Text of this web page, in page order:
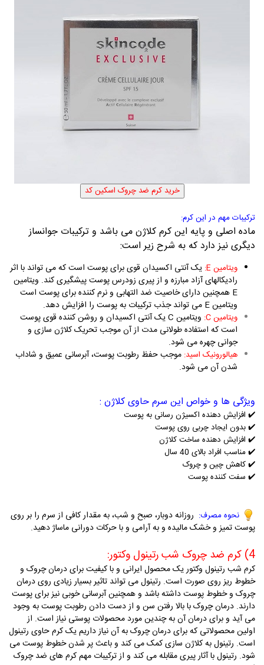
ترکیبات مهم در این کرم:
ماده اصلی و پایه این کرم کلاژن می باشد و ترکیبات جوانساز
دیگری نیز دارد که به شرح زیر است:
ویتامین E : یک آنتی اکسیدان قوی برای پوست است که می تواند با اثر
رادیکالهای آزاد مبارزه و از پیری زودرس پوست پیشگیری کند. ویتامین
E همچنین دارای خاصیت ضد التهابی و نرم کننده برای پوست است
ویتامینE می تواند جذب ترکیبات به پوست را افزایش دهد.
ویتامین C: ویتامین Cیک آنتی اکسیدان و روشن کننده قوی پوست
است که استفاده طولانی مدت از آن موجب تحریک کلاژن سازی و
جوانی چهره می شود.
هیالورونیک اسید: موجب حفظ رطوبت پوست، آبرسانی عمیق و شاداب
شدن آن می شود.
ویژگی ها و خواص این سرم حاوی کلاژن :
✔️ افزایش دهنده اکسیژن رسانی به پوست
✔️بدون ایجاد چربی روی پوست
✔️ افزایش دهنده ساخت کلاژن
✔️مناسب افراد بالای 40 سال
✔️کاهش چین و چروک
✔️ سفت کننده پوست
نحوه مصرف: روزانه دوبار، صبح و شب، به مقدار کافی از سرم را بر روی
پوست تمیز و خشک مالیده و به آرامی و با حرکات دورانی ماساژ دهید.
4
) کرم ضد چروک شب رتینول وکتور:
کرم شب رتینول وکتور یک محصول ایرانی و با کیفیت برای درمان چروک و
خطوط ریز روی صورت است. رتینول می تواند تاثیر بسیار زیادی روی درمان
چروک و خطوط پوست داشته باشد و همچنین آبرسانی خوبی نیز برای پوست
دارند. درمان چروک با بالا رفتن سن و از دست دادن رطوبت پوست به وجود
می آید و برای درمان آن به چندین مورد محصولات پوستی نیاز است. از
اولین محصولاتی که برای درمان چروک به آن نیاز داریم یک کرم حاوی رتینول
است. رتینول به کلاژن سازی کمک می کند و باعث پر شدن خطوط پوست می
شود. رتینول با آثار پیری مقابله می کند و از ترکیبات مهم کرم های ضد چروک